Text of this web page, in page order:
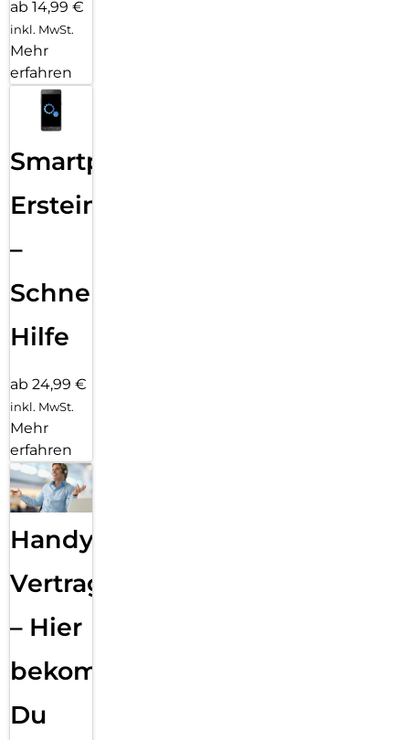
ab 14,99 €
inkl. MwSt.
Mehr
erfahren
Smartphone
Ersteinrichtung
–
Schnelle
Hilfe
ab 24,99 €
inkl. MwSt.
Mehr
erfahren
Handy
Vertragsabwicklung
– Hier
bekommst
Du